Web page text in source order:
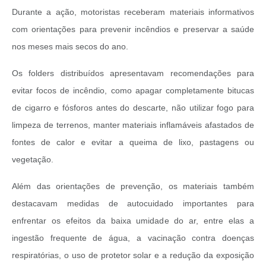
Durante a ação, motoristas receberam materiais informativos
com orientações para prevenir incêndios e preservar a saúde
nos meses mais secos do ano.
Os folders distribuídos apresentavam recomendações para
evitar focos de incêndio, como apagar completamente bitucas
de cigarro e fósforos antes do descarte, não utilizar fogo para
limpeza de terrenos, manter materiais inflamáveis afastados de
fontes de calor e evitar a queima de lixo, pastagens ou
vegetação.
Além das orientações de prevenção, os materiais também
destacavam medidas de autocuidado importantes para
enfrentar os efeitos da baixa umidade do ar, entre elas a
ingestão frequente de água, a vacinação contra doenças
respiratórias, o uso de protetor solar e a redução da exposição